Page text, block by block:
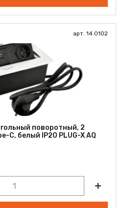
арт. 14.0102
поворотный, 2
C, белый IP20 PLUG-X AQ